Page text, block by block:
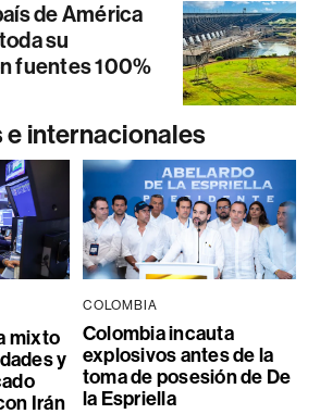
de América
su
fuentes 100%
internacionales
mixto
y
Irán
COLOMBIA
Colombia incauta
explosivos antes de la
toma de posesión de De
la Espriella